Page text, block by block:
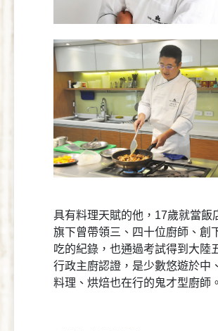
具有料理天賦的他，17歲就當飯
旗下曾帶領三、四十位廚師、創
吃的紀錄，也通過考試得到大陸
行政主廚認證，是少數悠遊於中
料理、烘焙也在行的鬼才型廚師。